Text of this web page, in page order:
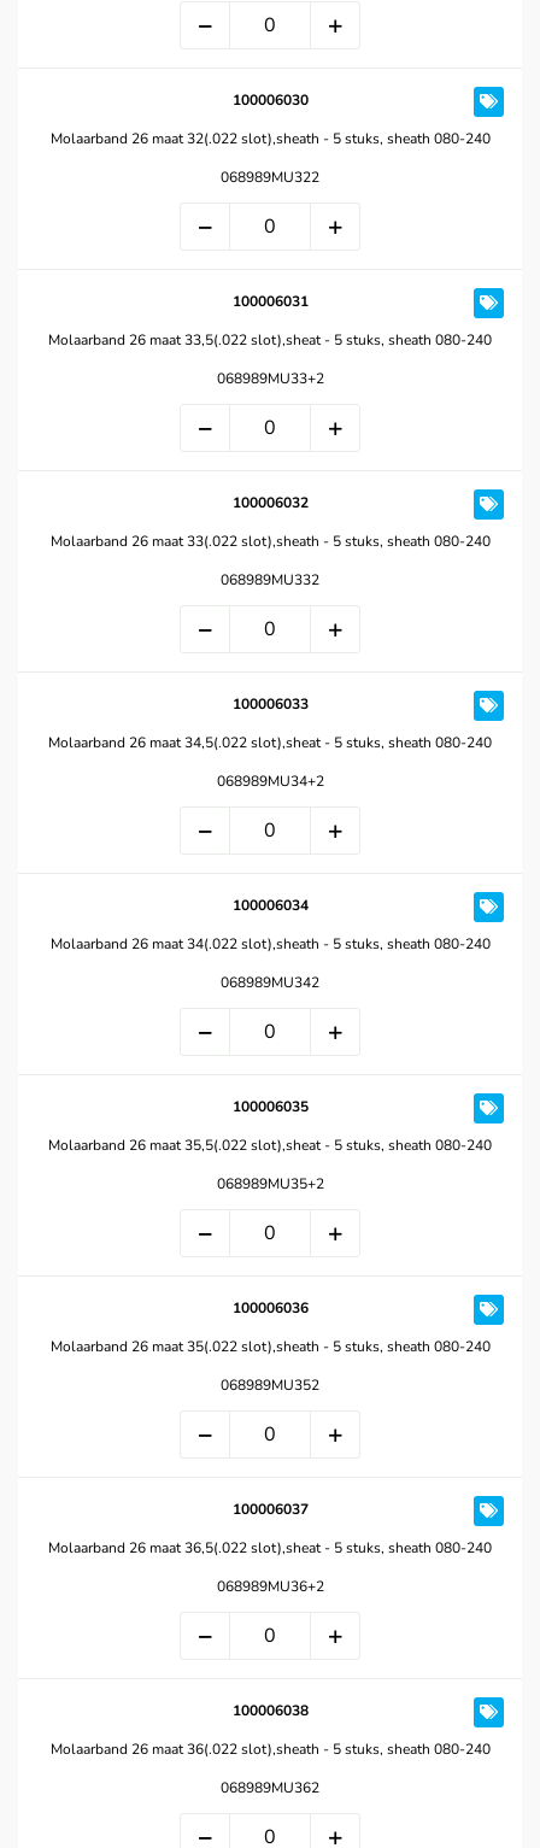
100006030
Molaarband 26 maat 32(.022 slot),sheath - 5 stuks, sheath 080-240
068989MU322
100006031
Molaarband 26 maat 33,5(.022 slot),sheat - 5 stuks, sheath 080-240
068989MU33+2
100006032
Molaarband 26 maat 33(.022 slot),sheath - 5 stuks, sheath 080-240
068989MU332
100006033
Molaarband 26 maat 34,5(.022 slot),sheat - 5 stuks, sheath 080-240
068989MU34+2
100006034
Molaarband 26 maat 34(.022 slot),sheath - 5 stuks, sheath 080-240
068989MU342
100006035
Molaarband 26 maat 35,5(.022 slot),sheat - 5 stuks, sheath 080-240
068989MU35+2
100006036
Molaarband 26 maat 35(.022 slot),sheath - 5 stuks, sheath 080-240
068989MU352
100006037
Molaarband 26 maat 36,5(.022 slot),sheat - 5 stuks, sheath 080-240
068989MU36+2
100006038
Molaarband 26 maat 36(.022 slot),sheath - 5 stuks, sheath 080-240
068989MU362